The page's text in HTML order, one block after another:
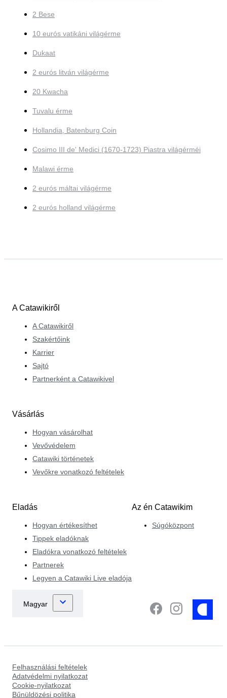
2 Bese
10 eurós vatikáni világérme
Dukaat
2 eurós litván világérme
20 Kwacha
Tuvalu érme
Hollandia, Batenburg Coin
Cosimo III de' Medici (1670-1723) Piastra világérméi
Malawi érme
2 eurós máltai világérme
2 eurós holland világérme
A Catawikiről
A Catawikiről
Szakértőink
Karrier
Sajtó
Partnerként a Catawikivel
Vásárlás
Hogyan vásárolhat
Vevővédelem
Catawiki történetek
Vevőkre vonatkozó feltételek
Eladás
Hogyan értékesíthet
Tippek eladóknak
Eladókra vonatkozó feltételek
Partnerek
Legyen a Catawiki Live eladója
Az én Catawikim
Súgóközpont
Felhasználási feltételek
Adatvédelmi nyilatkozat
Cookie-nyilatkozat
Bűnüldözési politika